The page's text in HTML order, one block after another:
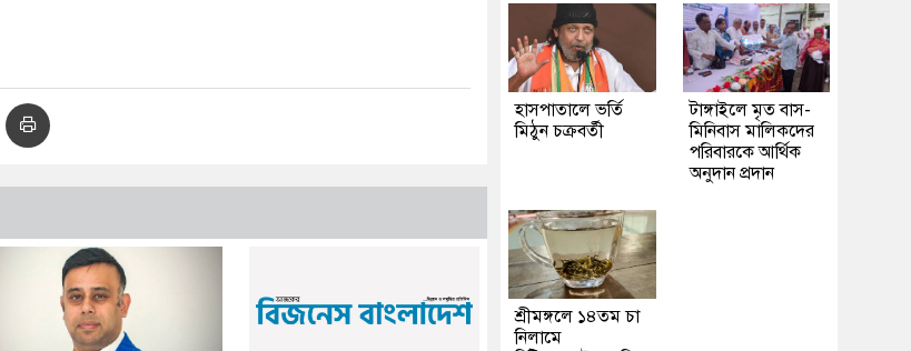
হাসপাতালে ভর্তি
মিঠুন চক্রবর্তী
টাঙ্গাইলে মৃত বাস-
মিনিবাস মালিকদের
পরিবারকে আর্থিক
অনুদান প্রদান
শ্রীমঙ্গলে ১৪তম চা
নিলামে